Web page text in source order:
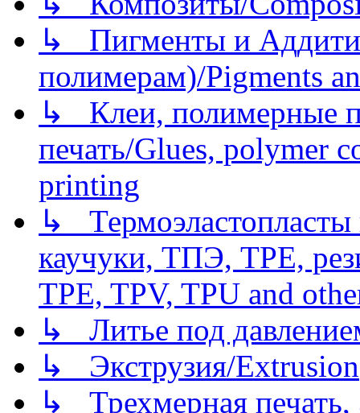
↳ Пигменты и
полимерам)/Pigments
↳ Клеи, полимерные
печать/Glues, polymer
printing
↳
каучуки, ТПЭ, TPE,
TPE, TPV, TPU and
↳ Литье под
↳ Экструзия/Extrusion
↳ Трехмерная